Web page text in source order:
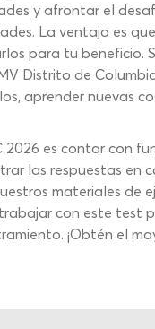
y afrontar el
La ventaja es
para tu beneficio.
Distrito de
aprender nuevas
es contar con
las respuestas en
materiales de
con este test
¡Obtén el